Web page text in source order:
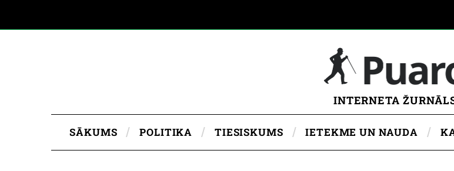
INTERNETA
SĀKUMS POLITIKA TIESISKUMS IETEKME UN NAUDA